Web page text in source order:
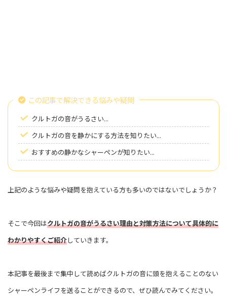
この記事で解決できる悩みや疑問
クルトガの音がうるさい...
クルトガの音を静かにする方法を知りたい...
おすすめの静かなシャーペンが知りたい...
上記のような悩みや疑問を抱えている方も多いのではないでしょうか？
そこで今回はクルトガの音がうるさい理由と対策方法について具体的に
わかりやすくご紹介していきます。
本記事を最後まで集中して読めばクルトガの音に頭を抱えることのない
シャーペンライフを送ることができるので、ぜひ読んでみてください。